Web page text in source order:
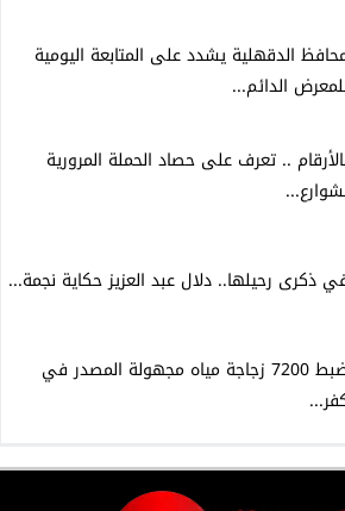
الدقهلية يشدد على المتابعة اليومية
الدائم...
.. تعرف على حصاد الحملة المرورية
ذكرى رحيلها.. دلال عبد العزيز حكاية نجمة...
ضبط 7200 زجاجة مياه مجهولة المصدر في